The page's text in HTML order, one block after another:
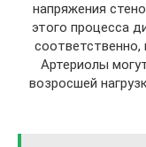
напряжения
этого процесса
соответственно,
Артериолы
возросшей